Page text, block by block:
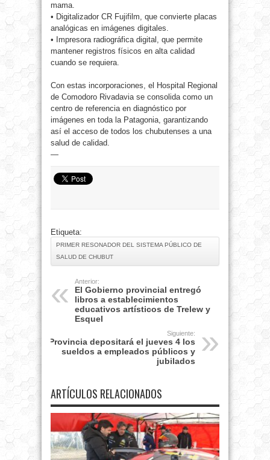
mama.
• Digitalizador CR Fujifilm, que convierte placas
analógicas en imágenes digitales.
• Impresora radiográfica digital, que permite
mantener registros físicos en alta calidad
cuando se requiera.
Con estas incorporaciones, el Hospital Regional
de Comodoro Rivadavia se consolida como un
centro de referencia en diagnóstico por
imágenes en toda la Patagonia, garantizando
así el acceso de todos los chubutenses a una
salud de calidad.
—
Etiqueta:
PRIMER RESONADOR DEL SISTEMA PÚBLICO DE
SALUD DE CHUBUT
Anterior:
El Gobierno provincial entregó
libros a establecimientos
educativos artísticos de Trelew y
Esquel
Siguiente:
Provincia depositará el jueves 4 los
sueldos a empleados públicos y
jubilados
ARTÍCULOS RELACIONADOS